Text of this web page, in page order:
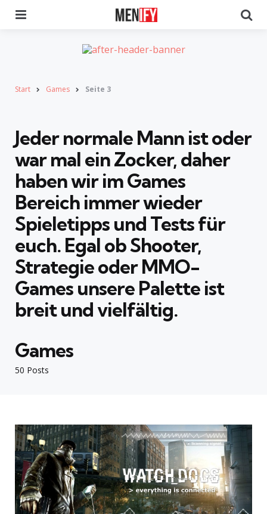
Start Games Seite 3
50 Posts
Games
Jeder normale Mann ist oder
war mal ein Zocker, daher
haben wir im Games
Bereich immer wieder
Spieletipps und Tests für
euch. Egal obShooter,
Strategie oder MMO-
Games unsere Palette ist
breit und vielfältig.